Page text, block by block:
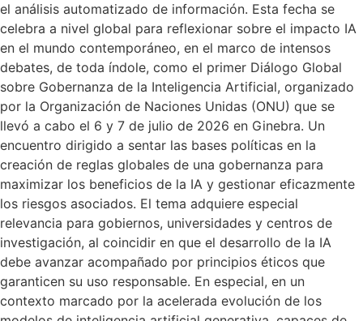
el análisis automatizado de información. Esta fecha se
celebra a nivel global para reflexionar sobre el impacto IA
en el mundo contemporáneo, en el marco de intensos
debates, de toda índole, como el primer Diálogo Global
sobre Gobernanza de la Inteligencia Artificial, organizado
por la Organización de Naciones Unidas (ONU) que se
llevó a cabo el 6 y 7 de julio de 2026 en Ginebra. Un
encuentro dirigido a sentar las bases políticas en la
creación de reglas globales de una gobernanza para
maximizar los beneficios de la IA y gestionar eficazmente
los riesgos asociados. El tema adquiere especial
relevancia para gobiernos, universidades y centros de
investigación, al coincidir en que el desarrollo de la IA
debe avanzar acompañado por principios éticos que
garanticen su uso responsable. En especial, en un
contexto marcado por la acelerada evolución de los